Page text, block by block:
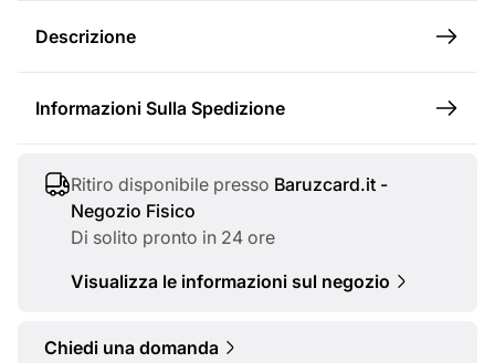
Descrizione
Informazioni Sulla Spedizione
Ritiro disponibile presso Baruzcard.it -
Negozio Fisico
Di solito pronto in 24 ore
Visualizza le informazioni sul negozio
Chiedi una domanda